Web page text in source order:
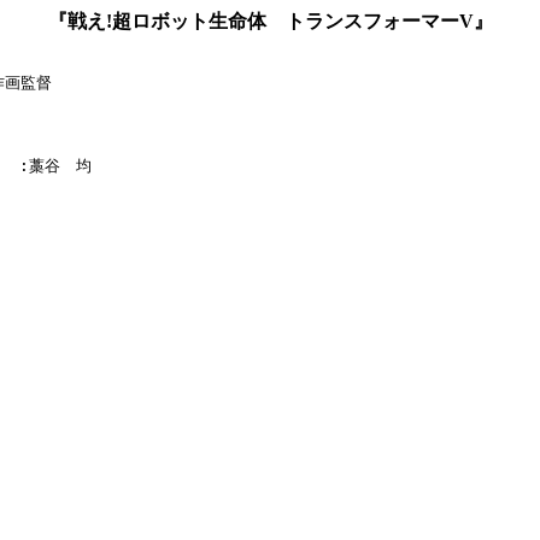
『戦え!超ロボット生命体 トランスフォーマーV』
監督
:藁谷　均